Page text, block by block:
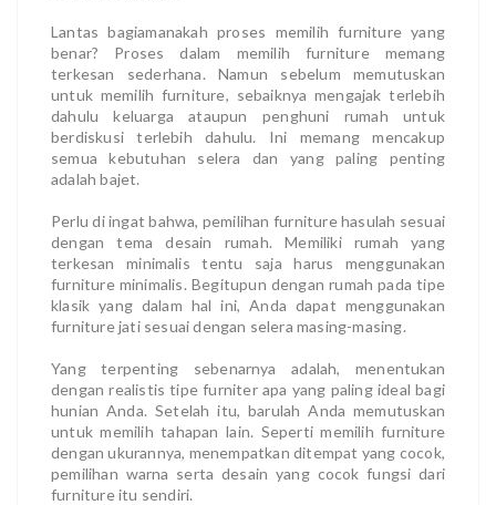
Lantas bagiamanakah proses memilih furniture yang
benar? Proses dalam memilih furniture memang
terkesan sederhana. Namun sebelum memutuskan
untuk memilih furniture, sebaiknya mengajak terlebih
dahulu keluarga ataupun penghuni rumah untuk
berdiskusi terlebih dahulu. Ini memang mencakup
semua kebutuhan selera dan yang paling penting
adalah bajet.
Perlu di ingat bahwa, pemilihan furniture hasulah sesuai
dengan tema desain rumah. Memiliki rumah yang
terkesan minimalis tentu saja harus menggunakan
furniture minimalis. Begitupun dengan rumah pada tipe
klasik yang dalam hal ini, Anda dapat menggunakan
furniture jati sesuai dengan selera masing-masing.
Yang terpenting sebenarnya adalah, menentukan
dengan realistis tipe furniter apa yang paling ideal bagi
hunian Anda. Setelah itu, barulah Anda memutuskan
untuk memilih tahapan lain. Seperti memilih furniture
dengan ukurannya, menempatkan ditempat yang cocok,
pemilihan warna serta desain yang cocok fungsi dari
furniture itu sendiri.